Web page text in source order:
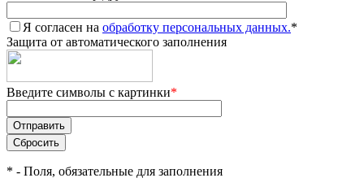
Я согласен на обработку персональных данных.*
Защита от автоматического заполнения
Введите символы с картинки*
* - Поля, обязательные для заполнения